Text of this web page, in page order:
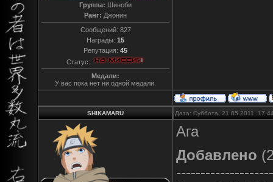
Группа: Шиноби
Ранг: Джонин
Сообщений: 827
Награды: 15
Репутация: 45
Статус:
Медали:
У вас пока нет ни одной медали.
SHIKAMARU Дата: Суббота, 21.05.2011,
Ага
Добавлено